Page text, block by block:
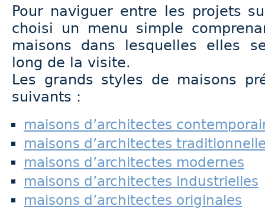
Pour naviguer entre les projets
choisi un menu simple
maisons dans lesquelles elles
long de la visite.
Les grands styles de maisons
suivants :
maisons d’architectes
maisons d’architectes
maisons d’architectes modernes
maisons d’architectes industrielles
maisons d’architectes originales